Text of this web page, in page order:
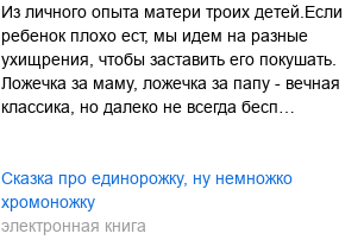
Из личного опыта матери троих детей.Если
ребенок плохо ест, мы идем на разные
ухищрения, чтобы заставить его покушать.
Ложечка за маму, ложечка за папу - вечная
классика, но далеко не всегда бесп…
Сказка про единорожку, ну немножко
хромоножку
электронная книга